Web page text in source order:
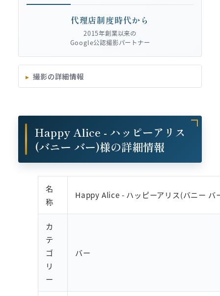
代理店制度時代から
2015年創業以来の
Google公認撮影パートナー
撮影の詳細情報
Happy Alice - ハッピーアリス
(バニー バー)様の詳細情報
名
称
Happy Alice - ハッピーアリス(バニー バ
カ
テ
ゴ
リ
ー
バー